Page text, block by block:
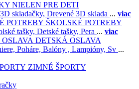
NIELEN PRE DETI
skladačky, Drevené 3D sklada ... viac
ŠKOLSKÉ POTREBY
tašky, Detské tašky, Pera ... viac
DETSKÁ OSLAVA
Poháre, Balóny , Lampióny, Sv ...
ZIMNÉ ŠPORTY